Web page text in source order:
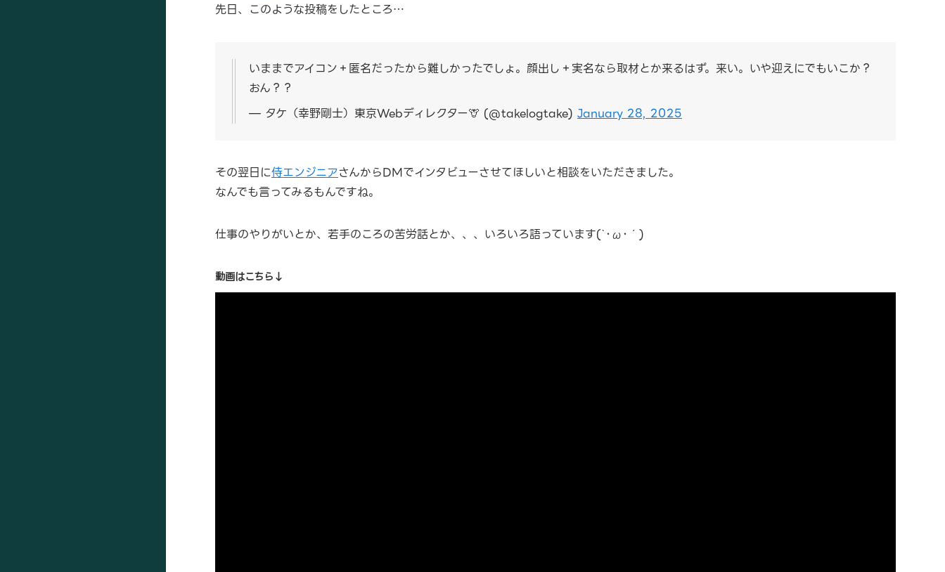
先日、このような投稿をしたところ…
いままでアイコン＋匿名だったから難しかったでしょ。顔出し＋実名なら取材とか来るはず。来い。いや迎えにでもいこか？
おん？？
— タケ（幸野剛士）東京Webディレクター🦒 (@takelogtake) January 28, 2025
その翌日に侍エンジニアさんからDMでインタビューさせてほしいと相談をいただきました。
なんでも言ってみるもんですね。
仕事のやりがいとか、若手のころの苦労話とか、、、いろいろ語っています(`･ω･´)
動画はこちら↓